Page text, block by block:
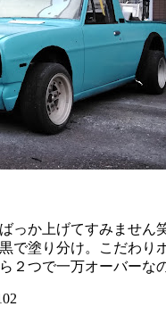
っか上げてすみません
で塗り分け。こだわり
２つで一万オーバーな